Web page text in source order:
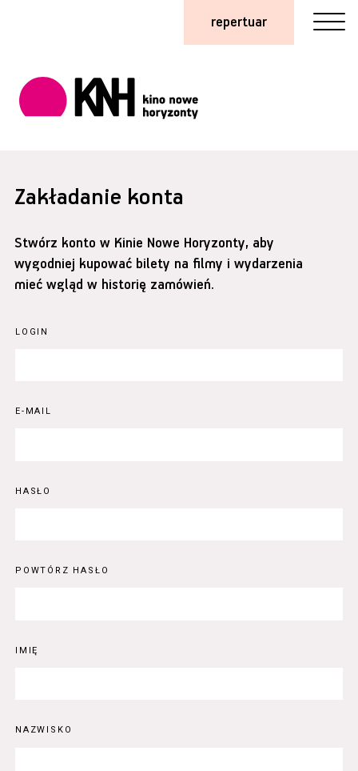
repertuar
Zakładanie konta
Stwórz konto w Kinie Nowe Horyzonty, aby
wygodniej kupować bilety na filmy i wydarzenia
mieć wgląd w historię zamówień.
LOGIN
E-MAIL
HASŁO
POWTÓRZ HASŁO
IMIĘ
NAZWISKO